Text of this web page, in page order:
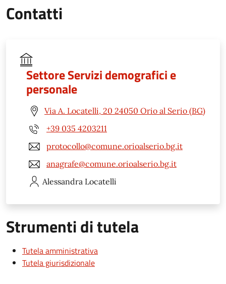
Contatti
Settore Servizi demografici e
personale
Via A. Locatelli, 20 24050 Orio al Serio (BG)
+39 035 4203211
protocollo@comune.orioalserio.bg.it
anagrafe@comune.orioalserio.bg.it
Alessandra Locatelli
Strumenti di tutela
Tutela amministrativa
Tutela giurisdizionale